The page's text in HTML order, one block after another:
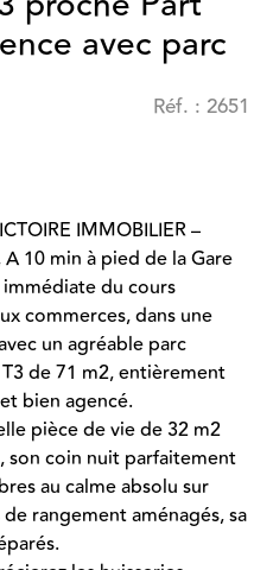
avec parc
Réf. : 2651
IMMOBILIER –
10 min à pied de la Gare
du cours
commerces, dans une
un agréable parc
de 71 m2, entièrement
bien agencé.
pièce de vie de 32 m2
son coin nuit parfaitement
au calme absolu sur
rangement aménagés, sa